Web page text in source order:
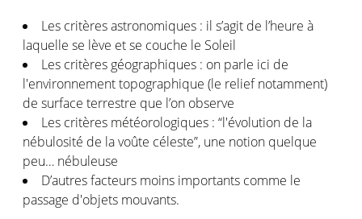
Les critères astronomiques : il s’agit de l’heure à
laquelle se lève et se couche le Soleil
Les critères géographiques : on parle ici de
l'environnement topographique (le relief notamment)
de surface terrestre que l’on observe
Les critères météorologiques : “l'évolution de la
nébulosité de la voûte céleste”, une notion quelque
peu… nébuleuse
D’autres facteurs moins importants comme le
passage d'objets mouvants.